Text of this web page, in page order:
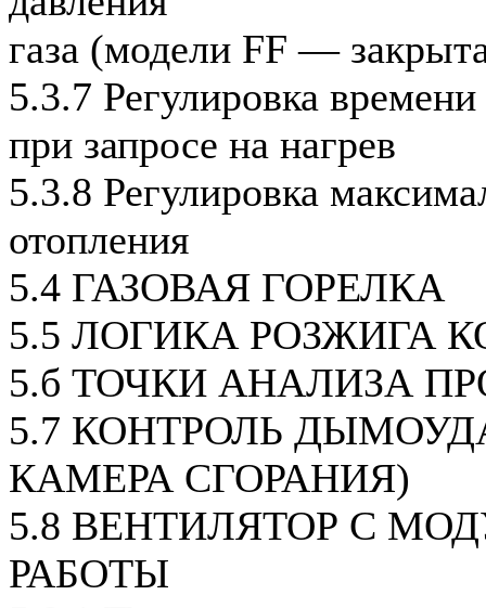
газа (модели FF —
5.3.7 Регулировка
при запросе на нагрев
5.3.8 Регулировка
отопления
5.4 ГАЗОВАЯ ГОРЕЛКА
5.5 ЛОГИКА РОЗЖИГА
5.б ТОЧКИ АНАЛИЗА
5.7 КОНТРОЛЬ
КАМЕРА СГОРАНИЯ)
5.8 ВЕНТИЛЯТОР С
РАБОТЫ